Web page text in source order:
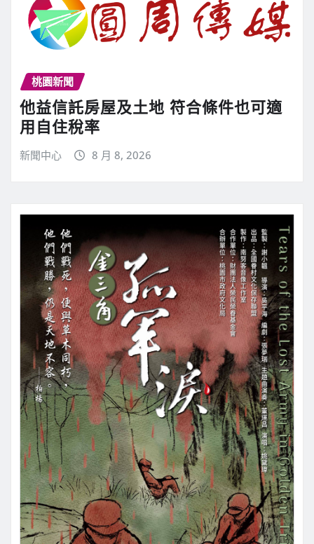
桃園新聞
他益信託房屋及土地 符合條件也可適
用自住稅率
新聞中心 8 月 8, 2026